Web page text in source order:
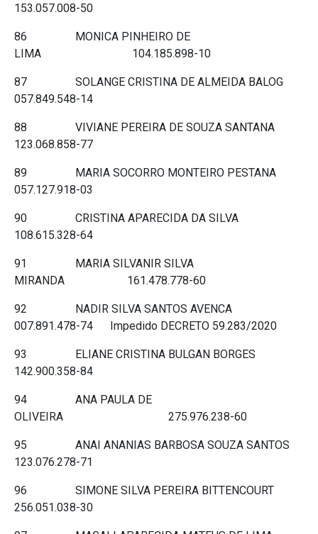
153.057.008-50
86 MONICA PINHEIRO DE
LIMA 104.185.898-10
87 SOLANGE CRISTINA DE ALMEIDA BALOG
057.849.548-14
88 VIVIANE PEREIRA DE SOUZA SANTANA
123.068.858-77
89 MARIA SOCORRO MONTEIRO PESTANA
057.127.918-03
90 CRISTINA APARECIDA DA SILVA
108.615.328-64
91 MARIA SILVANIR SILVA
MIRANDA 161.478.778-60
92 NADIR SILVA SANTOS AVENCA
007.891.478-74 Impedido DECRETO 59.283/2020
93 ELIANE CRISTINA BULGAN BORGES
142.900.358-84
94 ANA PAULA DE
OLIVEIRA 275.976.238-60
95 ANAI ANANIAS BARBOSA SOUZA SANTOS
123.076.278-71
96 SIMONE SILVA PEREIRA BITTENCOURT
256.051.038-30